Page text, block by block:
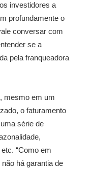
investidores a
profundamente o
conversar com
se a
pela franqueadora
mesmo em um
o faturamento
série de
“Como em
há garantia de